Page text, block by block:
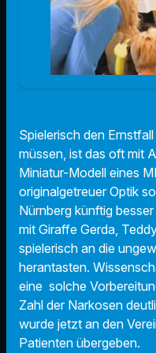
Spielerisch den
müssen, ist das oft mit
Miniatur-Modell eines
originalgetreuer Optik
Nürnberg künftig
mit Giraffe Gerda,
spielerisch an die
herantasten.
eine solche
Zahl der Narkosen
wurde jetzt an den
Patienten übergeben.